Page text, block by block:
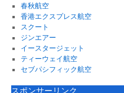
春秋航空
香港エクスプレス航空
スクート
ジンエアー
イースタージェット
ティーウェイ航空
セブパシフィック航空
スポンサーリンク